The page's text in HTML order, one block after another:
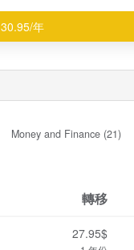
30.95/年
Money and Finance (21)
轉移
27.95$